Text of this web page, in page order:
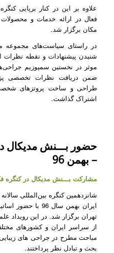
علاوه بر این در کنار برپایی
فعال در ارائه خدمات و
مکان برگزار شد.
در راستای سیاست‌های مجموعه
شنیدن پیشنهادات و نقطه نظرات
موثر در نخستین سمپوزیم
ضمن دریافت نظرات تخصصی
طراحی و ساخت پروتزهای
اشتراک گذاشت.
حضور بـــنش
– بهمن 96
مشارکت بـــنش مدیکال در کنگره
شانزدهمین کنگره بین‌المللی
ایران بهمن سال
تهران برگزار شد. در این رویداد
از سراسر ایران و کشورهای
مباحث مطرح در جراحی های
بحث و تبادل نظر پرداختند.